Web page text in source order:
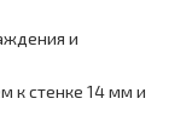
и
к стенке 14 мм и